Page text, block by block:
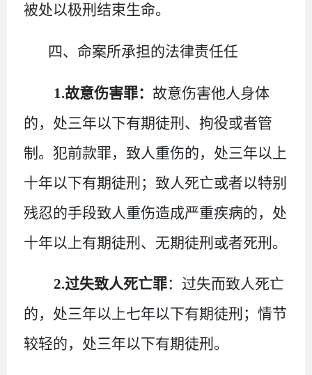
被处以极刑结束生命。
四、命案所承担的法律责任任
1.故意伤害罪： 故意伤害他人身体
的，处三年以下有期徒刑、拘役或者管
制。犯前款罪，致人重伤的，处三年以上
十年以下有期徒刑；致人死亡或者以特别
残忍的手段致人重伤造成严重疾病的，处
十年以上有期徒刑、无期徒刑或者死刑。
2.过失致人死亡罪：过失而致人死亡
的，处三年以上七年以下有期徒刑；情节
较轻的，处三年以下有期徒刑。